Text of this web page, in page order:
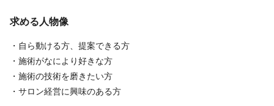
求める人物像
・自ら動ける方、提案できる方
・施術がなにより好きな方
・施術の技術を磨きたい方
・サロン経営に興味のある方